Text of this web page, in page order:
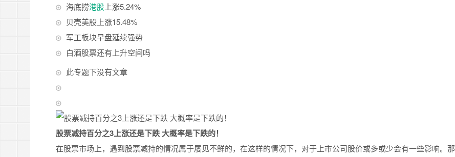
海底捞港股 上涨5.24%
贝壳美股上涨15.48%
军工板块早盘延续强势
白酒股票还有上升空间吗
此专题下没有文章
股票减持百分之3上涨还是下跌 大概率是下跌的！
在股票市场上，遇到股票减持的情况属于屡见不鲜的，在这样的情况下，对于上市公司股价或多或少会有一些影响。那